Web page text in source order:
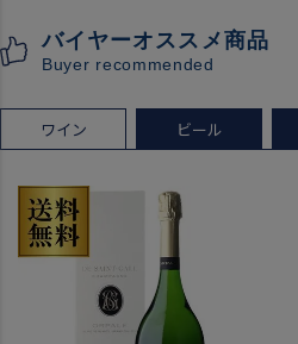
バイヤーオススメ商品
Buyer recommended
ワイン ビール